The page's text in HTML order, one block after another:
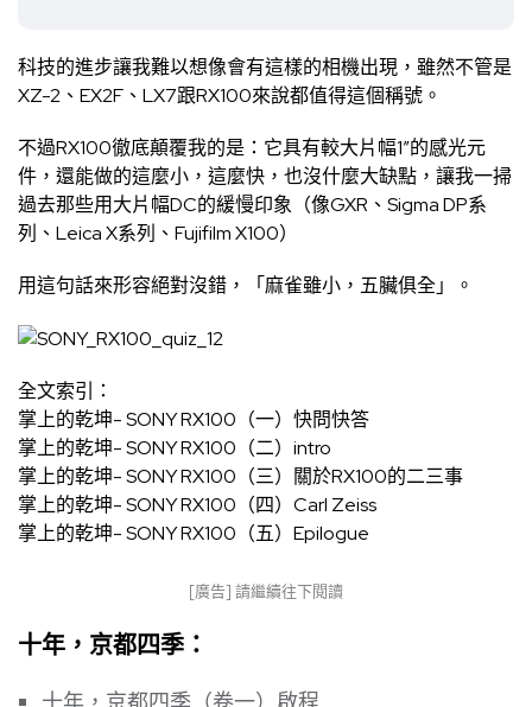
科技的進步讓我難以想像會有這樣的相機出現，雖然不管是
XZ-2、EX2F、LX7跟RX100來說都值得這個稱號。
不過RX100徹底顛覆我的是：它具有較大片幅1”的感光元
件，還能做的這麼小，這麼快，也沒什麼大缺點，讓我一掃
過去那些用大片幅DC的緩慢印象（像GXR、Sigma DP系
列、Leica X系列、Fujifilm X100）
用這句話來形容絕對沒錯，「麻雀雖小，五臟俱全」。
全文索引：
掌上的乾坤- SONY RX100（一）快問快答
掌上的乾坤- SONY RX100（二）intro
掌上的乾坤- SONY RX100（三）關於RX100的二三事
掌上的乾坤- SONY RX100（四）Carl Zeiss
掌上的乾坤- SONY RX100（五）Epilogue
[廣告] 請繼續往下閱讀
十年，京都四季：
十年，京都四季（卷一）啟程